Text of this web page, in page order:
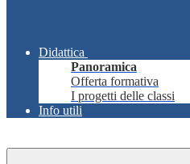
Didattica
Panoramica
Offerta formativa
I progetti delle classi
Info utili